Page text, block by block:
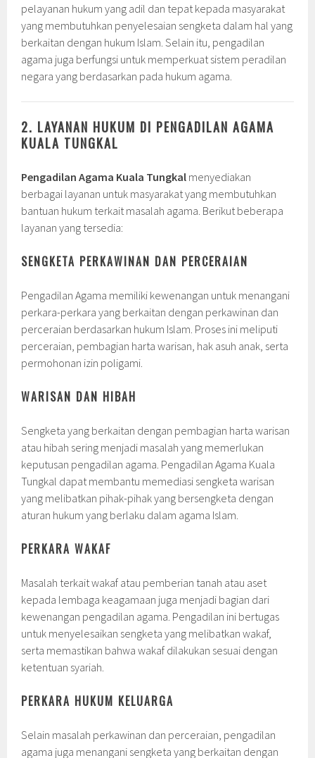
pelayanan hukum yang adil dan tepat kepada masyarakat
yang membutuhkan penyelesaian sengketa dalam hal yang
berkaitan dengan hukum Islam. Selain itu, pengadilan
agama juga berfungsi untuk memperkuat sistem peradilan
negara yang berdasarkan pada hukum agama.
2. LAYANAN HUKUM DI PENGADILAN AGAMA
KUALA TUNGKAL
Pengadilan Agama Kuala Tungkal menyediakan
berbagai layanan untuk masyarakat yang membutuhkan
bantuan hukum terkait masalah agama. Berikut beberapa
layanan yang tersedia:
SENGKETA PERKAWINAN DAN PERCERAIAN
Pengadilan Agama memiliki kewenangan untuk menangani
perkara-perkara yang berkaitan dengan perkawinan dan
perceraian berdasarkan hukum Islam. Proses ini meliputi
perceraian, pembagian harta warisan, hak asuh anak, serta
permohonan izin poligami.
WARISAN DAN HIBAH
Sengketa yang berkaitan dengan pembagian harta warisan
atau hibah sering menjadi masalah yang memerlukan
keputusan pengadilan agama. Pengadilan Agama Kuala
Tungkal dapat membantu memediasi sengketa warisan
yang melibatkan pihak-pihak yang bersengketa dengan
aturan hukum yang berlaku dalam agama Islam.
PERKARA WAKAF
Masalah terkait wakaf atau pemberian tanah atau aset
kepada lembaga keagamaan juga menjadi bagian dari
kewenangan pengadilan agama. Pengadilan ini bertugas
untuk menyelesaikan sengketa yang melibatkan wakaf,
serta memastikan bahwa wakaf dilakukan sesuai dengan
ketentuan syariah.
PERKARA HUKUM KELUARGA
Selain masalah perkawinan dan perceraian, pengadilan
agama juga menangani sengketa yang berkaitan dengan